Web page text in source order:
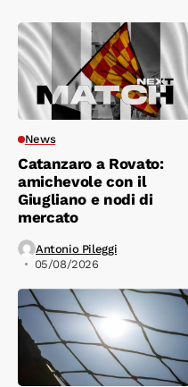
News
Catanzaro a Rovato:
amichevole con il
Giugliano e nodi di
mercato
Antonio Pileggi
05/08/2026